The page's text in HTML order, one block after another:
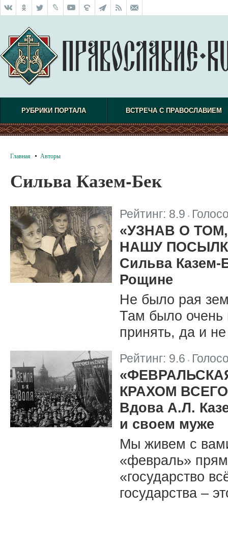
РУБРИКИ ПОРТАЛА ВСТРЕЧА С ПРАВОСЛАВИЕМ
Главная Авторы
Сильва Казем-Бек
Рейтинг: 8.9
«УЗНАВ О
НАШУ
Сильва Казем-
Рощине
Не было рая
Там было очень
принять, да и
Рейтинг: 9.6
КРАХОМ
Вдова А.Л.
и своем муже
Мы живем с
«февраль»
«государство
государства –